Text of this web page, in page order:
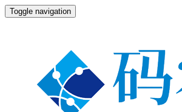
Toggle navigation